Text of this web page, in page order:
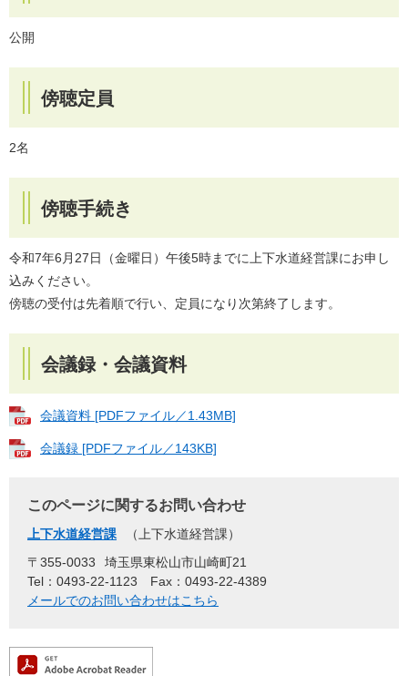
公開
傍聴定員
2名
傍聴手続き
令和7年6月27日（金曜日）午後5時までに上下水道経営課にお申し
込みください。
傍聴の受付は先着順で行い、定員になり次第終了します。
会議録・会議資料
会議資料 [PDFファイル／1.43MB]
会議録 [PDFファイル／143KB]
このページに関するお問い合わせ
上下水道経営課
上下水道経営課
〒355-0033
埼玉県東松山市山崎町21
Tel：0493-22-1123
Fax：0493-22-4389
メールでのお問い合わせはこちら